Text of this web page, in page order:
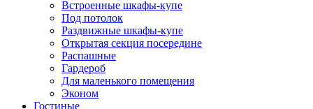
Встроенные шкафы-купе
Под потолок
Раздвижные шкафы-купе
Открытая секция посередине
Распашные
Гардероб
Для маленького помещения
Эконом
Гостиные